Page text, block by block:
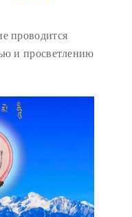
проводится
и просветлению